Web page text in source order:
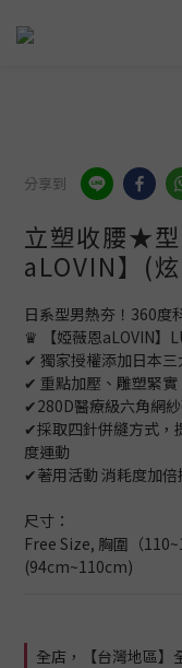
分享到
立塑收腰★
aLOVIN】(
日系型男熱夯！360度
♛ 【婭薇恩aLOVIN】
✔ 獨家授權添加日本
✔ 重點加壓、雕塑緊
✔280D醫療級六角網
✔採取四針併縫方式，
度運動
✔著用活動 消耗度加
尺寸：
Free Size, 胸圍（
(94cm~110cm)
全店，【台灣地區】